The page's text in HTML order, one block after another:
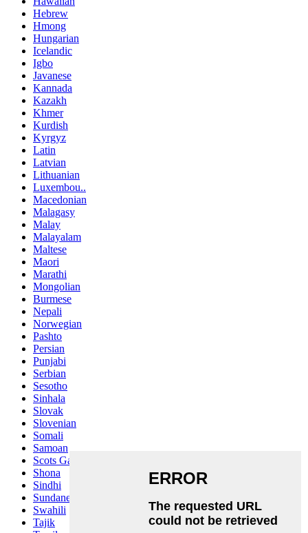
Hebrew
Hmong
Hungarian
Icelandic
Igbo
Javanese
Kannada
Kazakh
Khmer
Kurdish
Kyrgyz
Latin
Latvian
Lithuanian
Luxembou..
Macedonian
Malagasy
Malay
Malayalam
Maltese
Maori
Marathi
Mongolian
Burmese
Nepali
Norwegian
Pashto
Persian
Punjabi
Serbian
Sesotho
Sinhala
Slovak
Slovenian
Somali
Samoan
Scots Gaelic
Shona
Sindhi
Sundanese
Swahili
Tajik